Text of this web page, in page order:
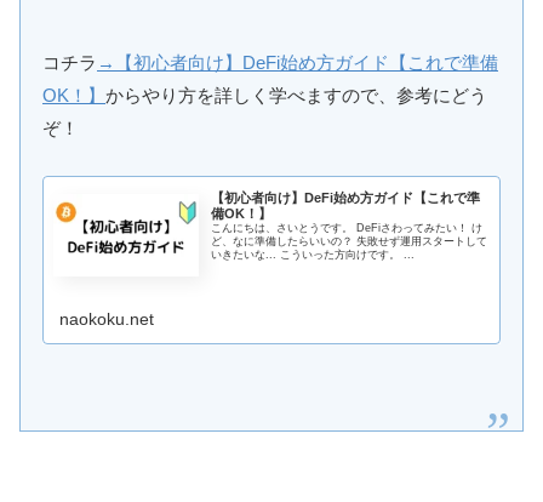
コチラ →【初心者向け】DeFi始め方ガイド【これで準備
OK！】 からやり方を詳しく学べますので、参考にどう
ぞ！
【初心者向け】DeFi始め方ガイド【これで準
備OK！】
こんにちは、さいとうです。 DeFiさわってみたい！ け
ど、なに準備したらいいの？ 失敗せず運用スタートして
いきたいな... こういった方向けです。 ...
naokoku.net